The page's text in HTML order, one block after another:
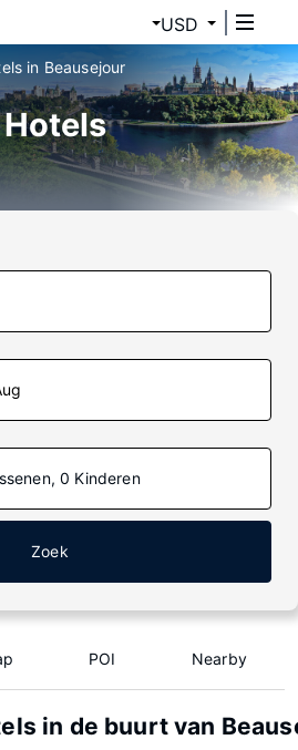
USD
in Beausejour
0 Kinderen
Zoek
POI Nearby
in de buurt van